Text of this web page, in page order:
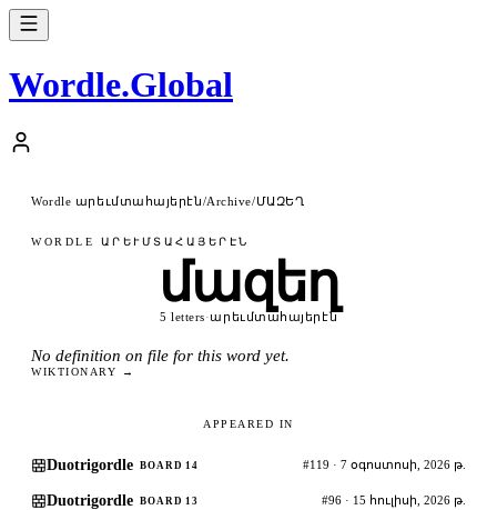
Wordle.Global
Wordle արեւմտահայերէն/Archive/ՄԱԶԵՂ
WORDLE ԱՐԵՒՄՏԱՀԱՅԵՐԷՆ
մազեղ
5 letters·արեւմտահայերէն
No definition on file for this word yet.
WIKTIONARY →
APPEARED IN
Duotrigordle BOARD 14 #119 · 7 օգոստոսի, 2026 թ.
Duotrigordle BOARD 13 #96 · 15 հուլիսի, 2026 թ.